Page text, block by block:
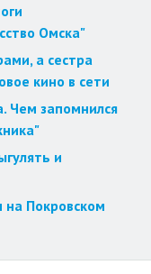
Омска"
а сестра
кино в сети
Чем запомнился
и
на Покровском